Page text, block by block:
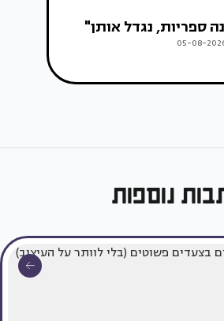
ספריות, נגדל אותן"
05-08-
נוספות